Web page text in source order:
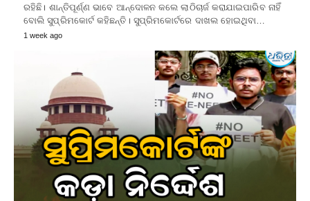
ରହିଛି। ଶାନ୍ତିପୂର୍ଣ୍ଣ ଭାବେ ଆନ୍ଦୋଳନ କଲେ ଲାଠିଚାର୍ଜ କରାଯାଇପାରିବ ନାହିଁ
ବୋଲି ସୁପ୍ରିମକୋର୍ଟ କହିଛନ୍ତି। ସୁପ୍ରିମକୋର୍ଟରେ ଦାଖଲ ହୋଇଥିବା…
1 week ago